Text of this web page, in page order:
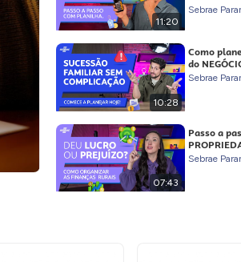
11:20
Sebrae
10:28
Como
do
Sebrae
07:43
Passo a
Sebrae